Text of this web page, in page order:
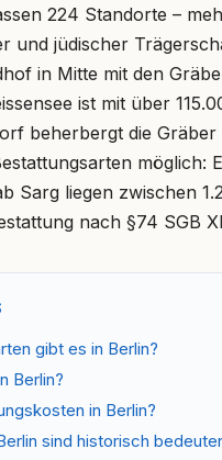
224 Standorte –
und jüdischer
in Mitte mit den
ist mit über
beherbergt die
Sarg liegen zwischen
nach §74 SGB
gibt es in Berlin?
Berlin?
in Berlin?
sind historisch